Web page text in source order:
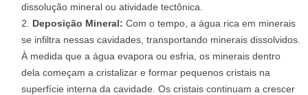
dissolução mineral ou atividade tectônica.
Deposição Mineral: Com o tempo, a água rica em minerais
se infiltra nessas cavidades, transportando minerais dissolvidos.
À medida que a água evapora ou esfria, os minerais dentro
dela começam a cristalizar e formar pequenos cristais na
superfície interna da cavidade. Os cristais continuam a crescer